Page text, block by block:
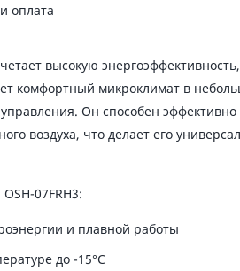
оплата
высокую
комфортный микроклимат в
Он способен
воздуха, что делает его
07FRH3:
и плавной работы
до -15°C